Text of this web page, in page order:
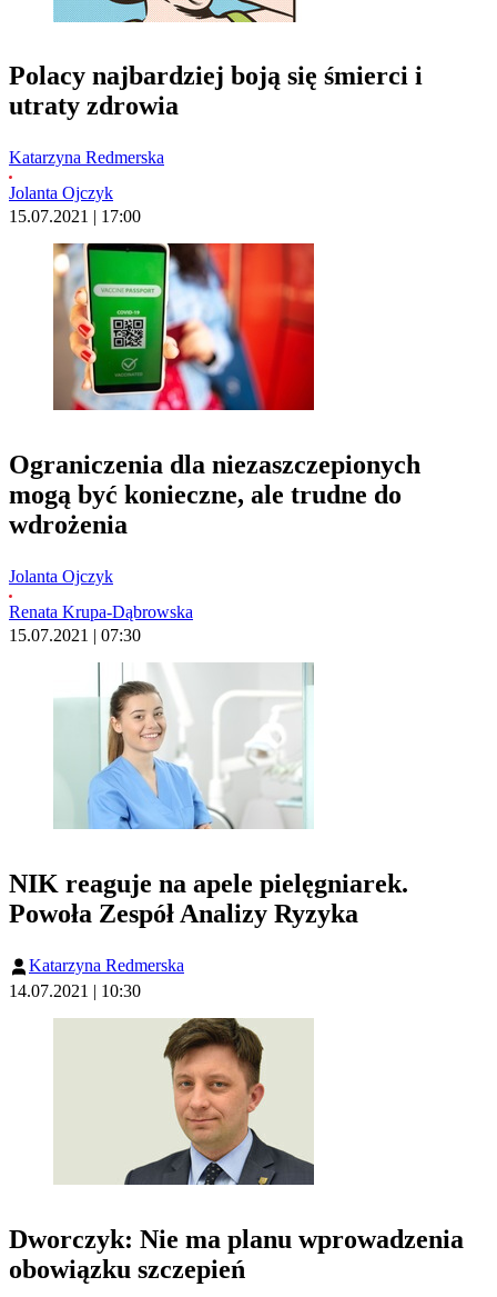
Polacy najbardziej boją się śmierci i
utraty zdrowia
Katarzyna Redmerska
Jolanta Ojczyk
15.07.2021 | 17:00
Ograniczenia dla niezaszczepionych
mogą być konieczne, ale trudne do
wdrożenia
Jolanta Ojczyk
Renata Krupa-Dąbrowska
15.07.2021 | 07:30
NIK reaguje na apele pielęgniarek.
Powoła Zespół Analizy Ryzyka
Katarzyna Redmerska
14.07.2021 | 10:30
Dworczyk: Nie ma planu wprowadzenia
obowiązku szczepień